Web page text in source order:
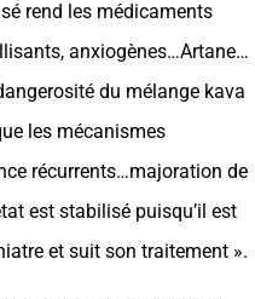
rend les médicaments
anxiogènes…Artane…
du mélange kava
les mécanismes
récurrents…majoration de
est stabilisé puisqu’il est
et suit son traitement ».